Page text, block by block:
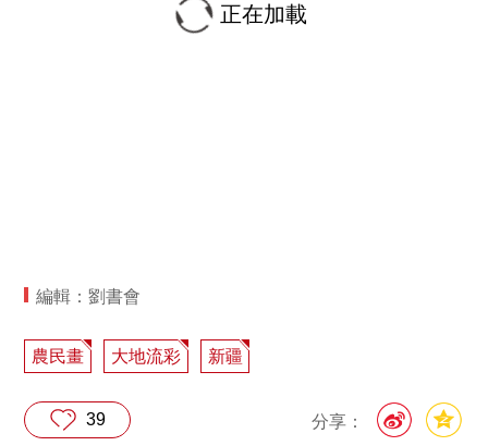
正在加載
編輯：劉書會
農民畫 大地流彩 新疆
分享：
39